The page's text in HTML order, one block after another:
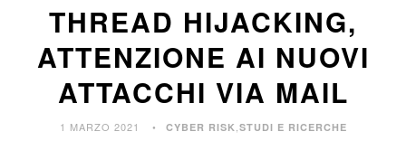
THREAD HIJACKING,
ATTENZIONE AI NUOVI
ATTACCHI VIA MAIL
1 MARZO 2021 CYBER RISK STUDI E RICERCHE